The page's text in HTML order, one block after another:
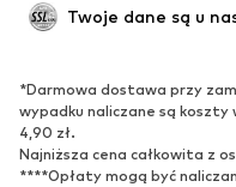
Nowości
Trampki & sneakersy
Czółenka & buty na obcasie
Twoje dane są u
*Darmowa dostawa przy
wypadku naliczane są koszty
4,90 zł.
Najniższa cena całkowita z
****Opłaty mogą być